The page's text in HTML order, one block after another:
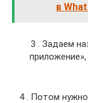
в
3 . Задаем
4 . Потом